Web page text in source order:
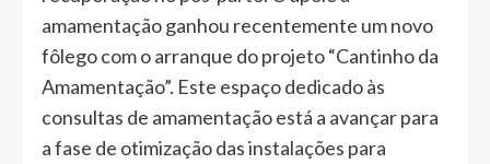
amamentação ganhou recentemente um novo
fôlego com o arranque do projeto “Cantinho da
Amamentação”. Este espaço dedicado às
consultas de amamentação está a avançar para
a fase de otimização das instalações para